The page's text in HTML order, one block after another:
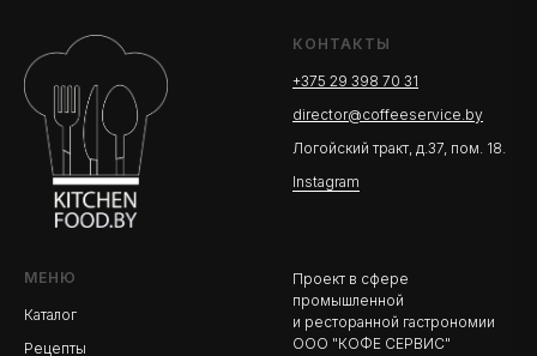
КОНТАКТЫ
+375 29 398 70 31
director@coffeeservice.by
Логойский тракт, д.37, пом. 18.
Instagram
МЕНЮ
Каталог
Рецепты
Проект в сфере
промышленной
и ресторанной гастрономии
ООО "КОФЕ СЕРВИС"